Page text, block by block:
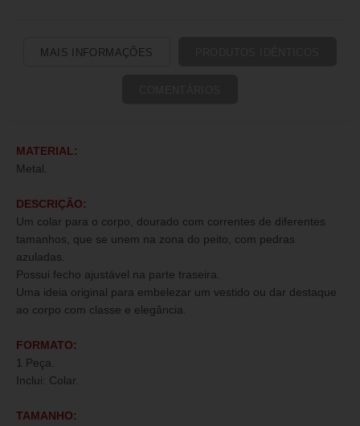
MAIS INFORMAÇÕES
MATERIAL:
Metal.
DESCRIÇÃO:
Um colar para o corpo, dourado com correntes de diferentes
tamanhos, que se unem na zona do peito, com pedras
azuladas.
Possui fecho ajustável na parte traseira.
Uma ideia original para embelezar um vestido ou dar destaque
ao corpo com classe e elegância.
FORMATO:
1 Peça.
Inclui: Colar.
TAMANHO: